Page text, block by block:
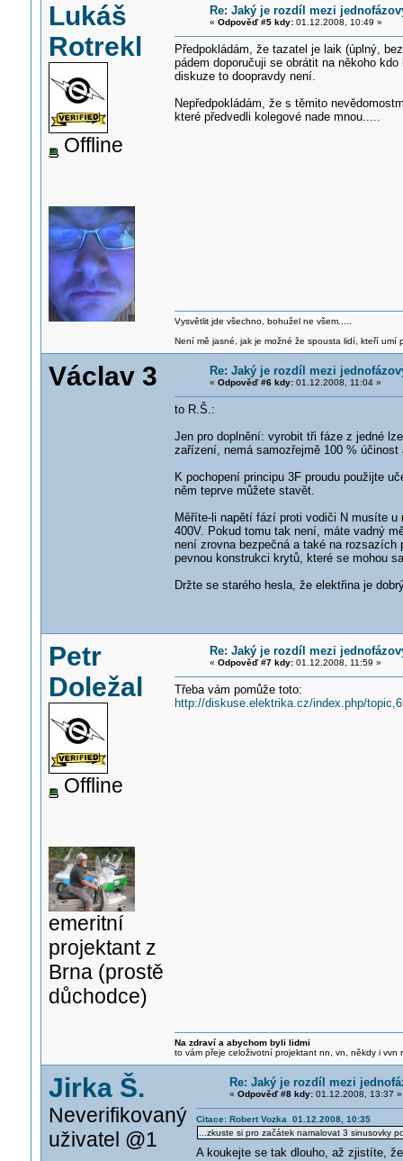
Lukáš
Rotrekl
Offline
Re: Jaký je rozdíl mezi
« Odpověď #5 kdy:01.12.2008, 10:49 »
Předpokládám, že tazatel je laik (úplný,
pádem doporučuji se obrátit na někoho
diskuze to doopravdy není.
Nepředpokládám, že s těmito
které předvedli kolegové nade mnou.....
Vysvětlit jde všechno, bohužel ne všem.....
Není mě jasné, jak je možné že spousta lidí, kteří umí
Václav 3 Re: Jaký je rozdíl mezi
« Odpověď #6 kdy:01.12.2008, 11:04 »
to R.Š.:
Jen pro doplnění: vyrobit tři fáze z jedné
zařízení, nemá samozřejmě 100 %
K pochopení principu 3F proudu použijte
něm teprve můžete stavět.
Měříte-li napětí fází proti vodiči N musíte
400V. Pokud tomu tak není, máte vadný
není zrovna bezpečná a také na
pevnou konstrukci krytů, které se mohou
Držte se starého hesla, že elektřina je
Petr
Doležal
Offline
emeritní
projektant z
Brna (prostě
důchodce)
Re: Jaký je rozdíl mezi
« Odpověď #7 kdy:01.12.2008, 11:59 »
Třeba vám pomůže toto:
http://diskuse.elektrika.cz/index.php/
Na zdraví a abychom byli lidmi
to vám přeje celoživotní projektant nn, vn, někdy i vvn
Jirka Š.
Neverifikovaný
uživatel @1
Re: Jaký je rozdíl mezi
« Odpověď #8 kdy:01.12.2008, 13:37 »
Citace: Robert Vozka 01.12.2008, 10:35
...zkuste si pro začátek namalovat 3 sinusovky
A koukejte se tak dlouho, až zjistíte,